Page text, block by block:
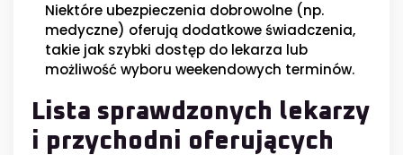
Niektóre ubezpieczenia dobrowolne (np.
medyczne) oferują dodatkowe świadczenia,
takie jak szybki dostęp do lekarza lub
możliwość wyboru weekendowych terminów.
Lista sprawdzonych lekarzy
i przychodni oferujących